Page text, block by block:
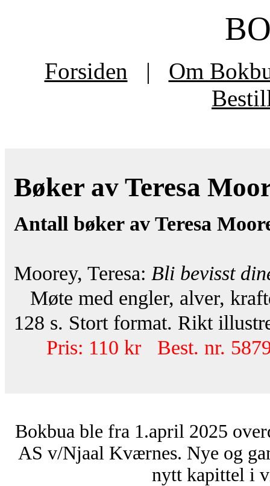
Forsiden |
Om
Bøker av Teresa
Antall bøker av Teresa
Moorey, Teresa: Bli bevisst
Møte med engler, alver,
128 s. Stort format. Rikt
Pris: 110 kr Best. nr.
Bokbua ble fra 1.april 2025
AS v/Njaal Kværnes. Nye og
nytt kapittel i